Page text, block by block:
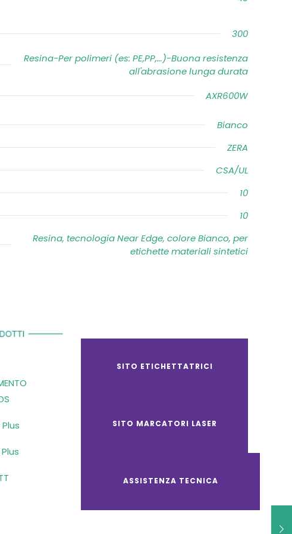
300
Resina-Per polimeri (es: PE,PP,…)-Buona resistenza
all'abrasione lunga durata
AXR600W
Bianco
ZERA
CSA/UL
10
10
Resina, tecnologia Near Edge, colore Bianco, per
etichette materiali sintetici
Plus
SITO ETICHETTATRICI
SITO MARCATORI LASER
ASSISTENZA TECNICA